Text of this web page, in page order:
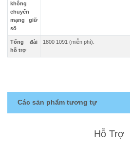
không
chuyển
mạng giữ
số
Tổng đài
hỗ trợ
1800 1091 (miễn phí).
Các sản phẩm tương tự
Hỗ Trợ